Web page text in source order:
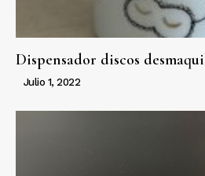
Dispensador discos
Julio 1, 2022